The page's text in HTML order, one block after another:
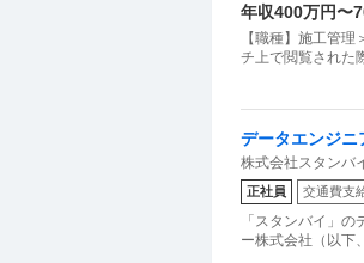
年収400万円〜
【職種】施工管
データエンジニ
株式会社スタンバ
正社員 交通費支
「スタンバイ」
ー株式会社（以下